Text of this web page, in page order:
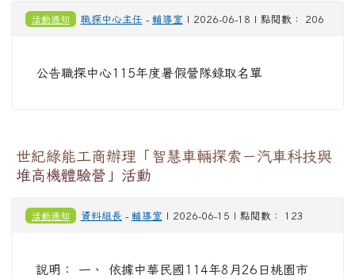
活動通知 職探中心主任 - 輔導室 | 2026-06-18 | 點閱數： 206
公告職探中心115年度暑假營隊錄取名單
世紀綠能工商辦理「智慧車輛探索－汽車科技與
堆高機體驗營」活動
活動通知 資料組長 - 輔導室 | 2026-06-15 | 點閱數： 123
說明： 一、 依據中華民國114年8月26日桃園市